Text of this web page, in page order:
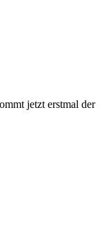
jetzt erstmal der